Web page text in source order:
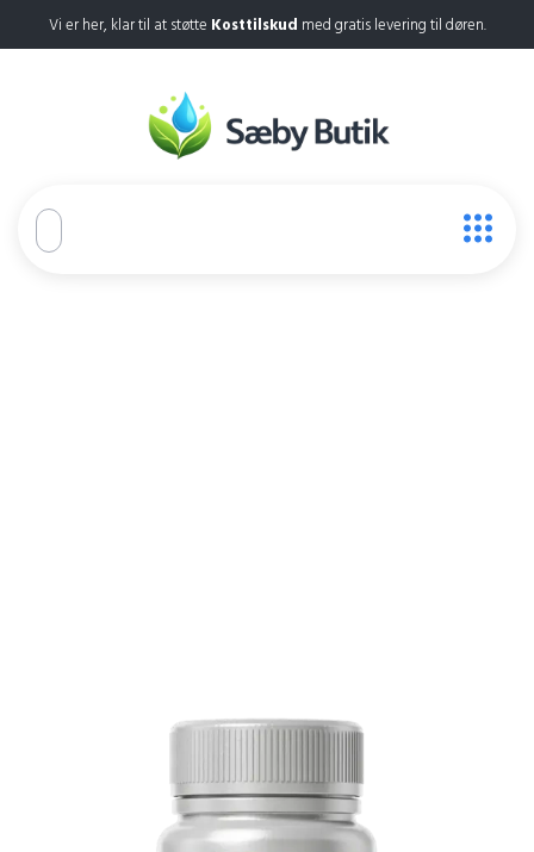
Vi er her, klar til at støtte Kosttilskud med gratis levering til døren.